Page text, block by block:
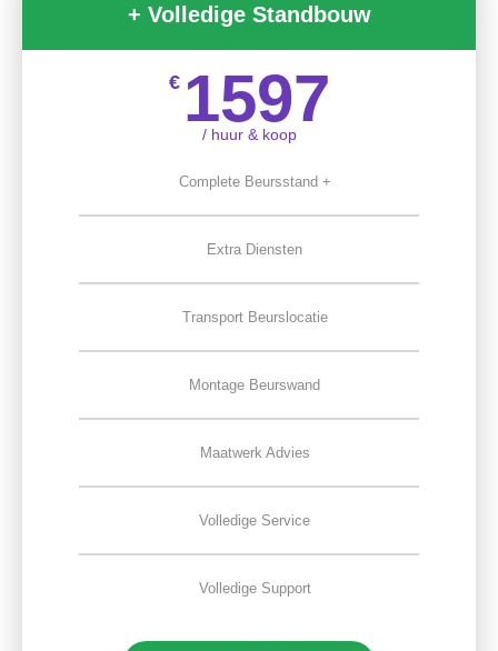
+ Volledige Standbouw
€ 1597
/ huur & koop
Complete Beursstand +
Extra Diensten
Transport Beurslocatie
Montage Beurswand
Maatwerk Advies
Volledige Service
Volledige Support